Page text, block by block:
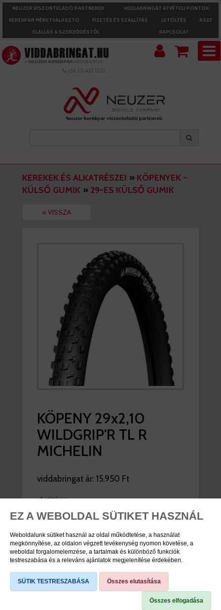
EZ A WEBOLDAL SÜTIKET HASZNÁL
Weboldalunk sütiket használ az oldal működtetése, a használat
megkönnyítése, az oldalon végzett tevékenység nyomon követése, a
weboldal forgalomelemzése, a tartalmak és különböző funkciók
testreszabása és a releváns ajánlatok megjelenítése érdekében.
SÜTIK TESTRESZABÁSA Összes elutasítása
Összes elfogadása
NEUZER VISZONTELADÓ PARTNEREK
VIDDABRINGÁT ÁTVÉTELI PONTOK
KERÉKPÁR MÉRETVÁLASZTÓ
FIZETÉS ÉS SZÁLLÍTÁS LETÖLTÉS
ÁSZF
ELÁLLÁS A SZERZŐDÉSTŐL
KAPCSOLAT
+36 20 427 1232
KEREKEK ÉS ALKATRÉSZEI » KÖPENYEK -
KÜLSŐ GUMIK » 29-ES KÜLSŐ GUMIK
« VISSZA
KÖPENY 29x2,10
WILDGRIP'R TL R
MICHELIN
viddabringat ár: 15.950 Ft
raktáron
DB
KOSÁRBA
TERMÉK SPECIFIKÁCIÓK